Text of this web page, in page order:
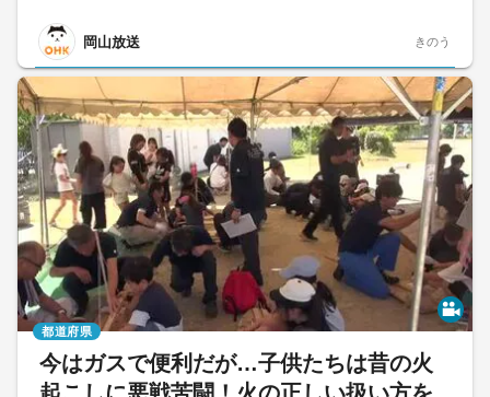
岡山放送 きのう
今はガスで便利だが…子供たちは昔の火
都道府県